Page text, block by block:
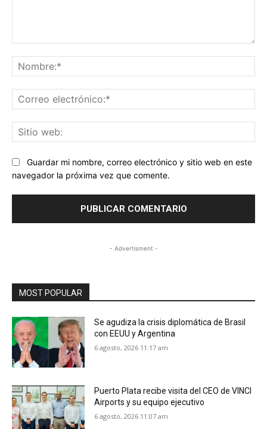
Guardar mi nombre, correo electrónico y sitio web en este
navegador la próxima vez que comente.
- Advertisment -
MOST POPULAR
Se agudiza la crisis diplomática de Brasil
con EEUU y Argentina
6 agosto, 2026 11:17 am
Puerto Plata recibe visita del CEO de VINCI
Airports y su equipo ejecutivo
6 agosto, 2026 11:07 am